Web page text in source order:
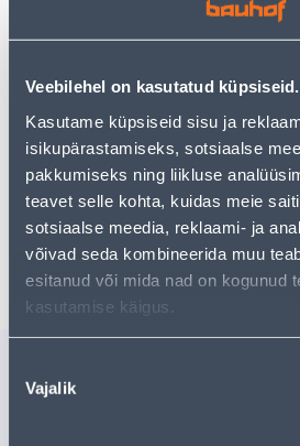
Veebilehel on kasutatud küpsiseid.
Kasutame küpsiseid sisu ja
isikupärastamiseks, sotsiaalse
pakkumiseks ning liikluse
teavet selle kohta, kuidas meie
sotsiaalse meedia, reklaami- ja
võivad seda kombineerida muu
esitanud või mida nad on kogunud
kasutamise käigus.
valik
Vajalik
uurimistööd saate jätkata, naastes
kasutades meie võimsat
• Kerge ja pika elueaga lillepoti
valmistatud plastikust. • Hoiab
voolamist põrandale.• 14-
Tarne pole võimalik